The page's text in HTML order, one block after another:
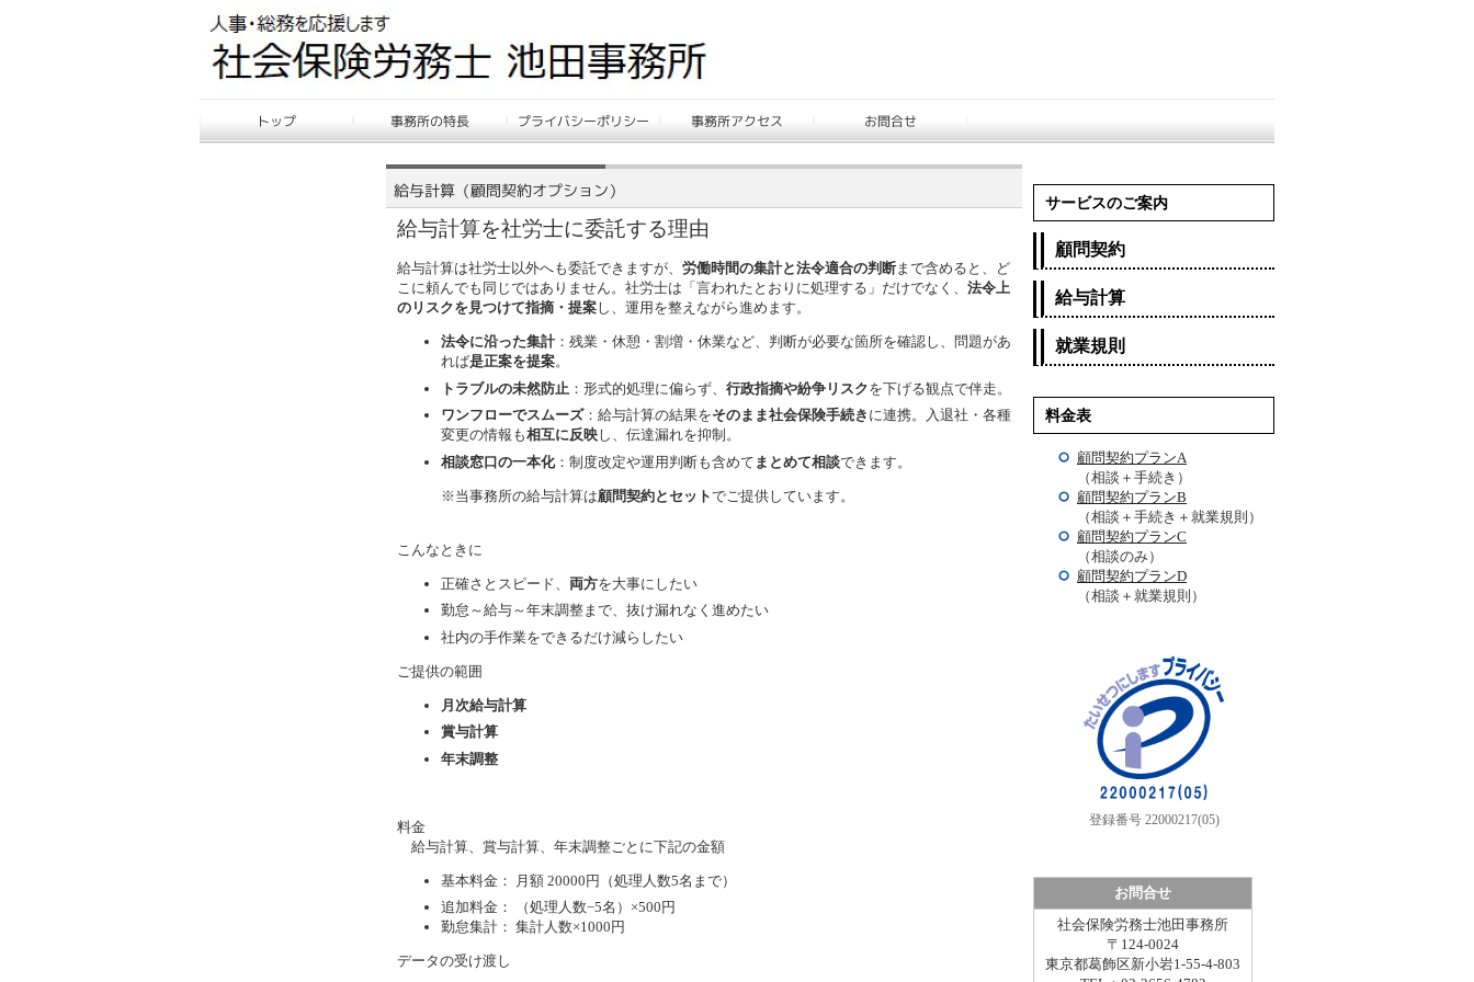
給与計算を社労士に委託する理由
給与計算は社労士以外へも委託できますが、 労働時間の集計と法令適合の判断まで含めると、ど
こに頼んでも同じではありません。社労士は「言われたとおりに処理する」だけでなく、 法令上
のリスクを見つけて指摘・提案し、運用を整えながら進めます。
法令に沿った集計：残業・休憩・割増・休業など、判断が必要な箇所を確認し、問題があ
れば是正案を提案。
トラブルの未然防止 ：形式的処理に偏らず、 行政指摘や紛争リスクを下げる観点で伴走。
ワンフローでスムーズ：給与計算の結果をそのまま社会保険手続き に連携。入退社・各種
変更の情報も相互に反映し、伝達漏れを抑制。
相談窓口の一本化：制度改定や運用判断も含めて まとめて相談できます。
※当事務所の給与計算は顧問契約とセットでご提供しています。
こんなときに
正確さとスピード、 両方を大事にしたい
勤怠～給与～年末調整まで、抜け漏れなく進めたい
社内の手作業をできるだけ減らしたい
ご提供の範囲
月次給与計算
賞与計算
年末調整
料金
給与計算、賞与計算、年末調整ごとに下記の金額
基本料金： 月額 20000円（処理人数5名まで）
追加料金： （処理人数−5名）×500円
勤怠集計： 集計人数×1000円
データの受け渡し
サービスのご案内
顧問契約
給与計算
就業規則
料金表
顧問契約プランA
（相談＋手続き）
顧問契約プランB
（相談＋手続き＋就業規則）
顧問契約プランC
（相談のみ）
顧問契約プランD
（相談＋就業規則）
登録番号 22000217(05)
お問合せ
社会保険労務士池田事務所
〒124-0024
東京都葛飾区新小岩1-55-4-803